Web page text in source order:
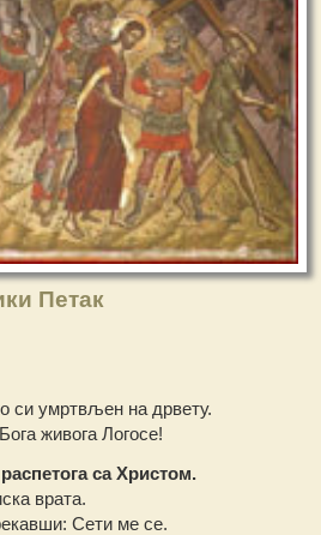
Петак
си умртвљен на дрвету.
живога Логосе!
са Христом.
врата.
Сети ме се.